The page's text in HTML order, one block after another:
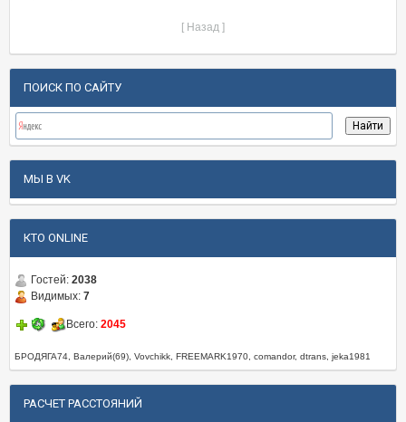
[ Назад ]
ПОИСК ПО САЙТУ
МЫ В VK
КТО ONLINE
Гостей: 2038
Видимых: 7
Всего: 2045
БРОДЯГА74, Валерий(69), Vovchikk, FREEMARK1970, comandor, dtrans, jeka1981
РАСЧЕТ РАССТОЯНИЙ